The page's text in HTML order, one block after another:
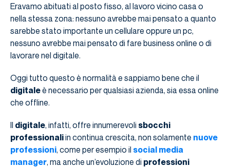
Eravamo abituati al posto fisso, al lavoro vicino casa o
nella stessa zona: nessuno avrebbe mai pensato a quanto
sarebbe stato importante un cellulare oppure un pc,
nessuno avrebbe mai pensato di fare business online o di
lavorare nel digitale.
Oggi tutto questo è normalità e sappiamo bene che il
digitaleè necessario per qualsiasi azienda, sia essa online
che offline.
Il digitale, infatti, offre innumerevoli sbocchi
professionaliin continua crescita, non solamente nuove
professioni, come per esempio il social media
manager, ma anche un’evoluzione di professioni